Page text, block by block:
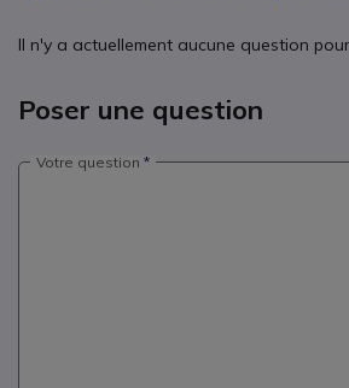
Il n'y a actuellement aucune question
Poser une question
Votre question